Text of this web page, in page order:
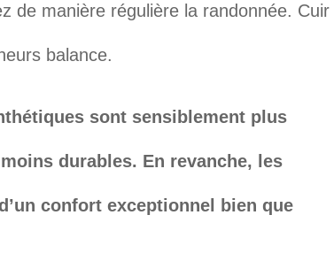
de manière régulière la randonnée. Cuir
balance.
sont sensiblement plus
durables. En revanche, les
confort exceptionnel bien que